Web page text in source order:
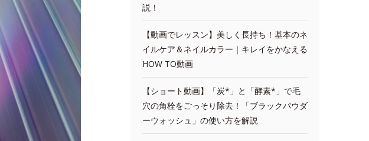
説！
【動画でレッスン】美しく長持ち！基本のネ
イルケア＆ネイルカラー｜キレイをかなえる
HOW TO動画
【ショート動画】「炭*」と「酵素*」で毛
穴の角栓をごっそり除去！「ブラックパウダ
ーウォッシュ」の使い方を解説